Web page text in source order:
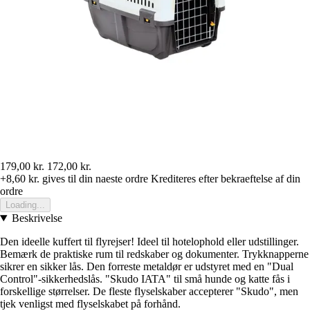
179,00 kr. 172,00 kr.
+8,60 kr. gives til din naeste ordre Krediteres efter bekraeftelse af din
ordre
Loading...
Beskrivelse
Den ideelle kuffert til flyrejser! Ideel til hotelophold eller udstillinger.
Bemærk de praktiske rum til redskaber og dokumenter. Trykknapperne
sikrer en sikker lås. Den forreste metaldør er udstyret med en "Dual
Control"-sikkerhedslås. "Skudo IATA" til små hunde og katte fås i
forskellige størrelser. De fleste flyselskaber accepterer "Skudo", men
tjek venligst med flyselskabet på forhånd.